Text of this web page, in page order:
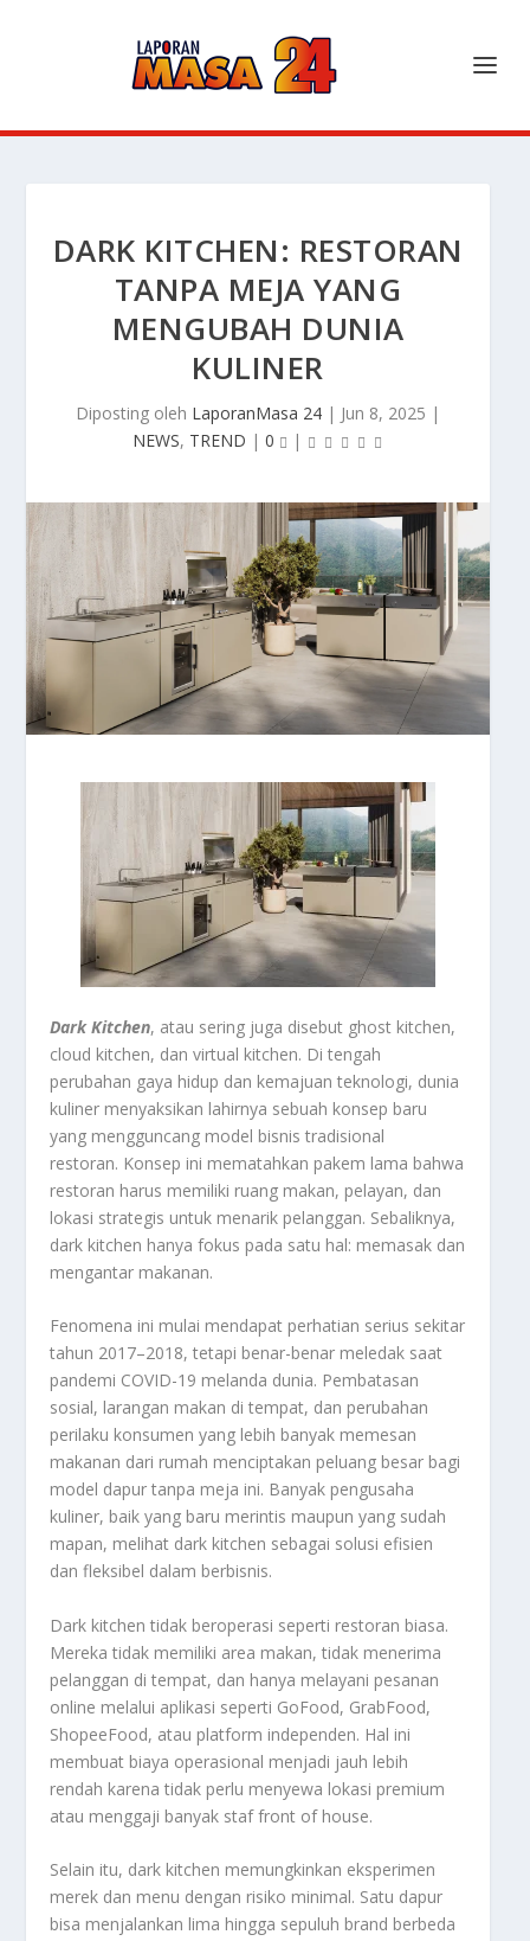
DARK KITCHEN: RESTORAN
TANPA MEJA YANG
MENGUBAH DUNIA
KULINER
Diposting oleh LaporanMasa 24 | Jun 8, 2025 |
NEWS, TREND | 0 |
Dark Kitchen, atau sering juga disebut ghost kitchen,
cloud kitchen, dan virtual kitchen. Di tengah
perubahan gaya hidup dan kemajuan teknologi, dunia
kuliner menyaksikan lahirnya sebuah konsep baru
yang mengguncang model bisnis tradisional
restoran. Konsep ini mematahkan pakem lama bahwa
restoran harus memiliki ruang makan, pelayan, dan
lokasi strategis untuk menarik pelanggan. Sebaliknya,
dark kitchen hanya fokus pada satu hal: memasak dan
mengantar makanan.
Fenomena ini mulai mendapat perhatian serius sekitar
tahun 2017–2018, tetapi benar-benar meledak saat
pandemi COVID-19 melanda dunia. Pembatasan
sosial, larangan makan di tempat, dan perubahan
perilaku konsumen yang lebih banyak memesan
makanan dari rumah menciptakan peluang besar bagi
model dapur tanpa meja ini. Banyak pengusaha
kuliner, baik yang baru merintis maupun yang sudah
mapan, melihat dark kitchen sebagai solusi efisien
dan fleksibel dalam berbisnis.
Dark kitchen tidak beroperasi seperti restoran biasa.
Mereka tidak memiliki area makan, tidak menerima
pelanggan di tempat, dan hanya melayani pesanan
online melalui aplikasi seperti GoFood, GrabFood,
ShopeeFood, atau platform independen. Hal ini
membuat biaya operasional menjadi jauh lebih
rendah karena tidak perlu menyewa lokasi premium
atau menggaji banyak staf front of house.
Selain itu, dark kitchen memungkinkan eksperimen
merek dan menu dengan risiko minimal. Satu dapur
bisa menjalankan lima hingga sepuluh brand berbeda